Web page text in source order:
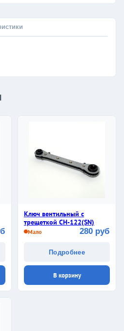
Ключ вентильный с
трещеткой CH-122(SN)
Мало 280 руб
Подробнее
В корзину